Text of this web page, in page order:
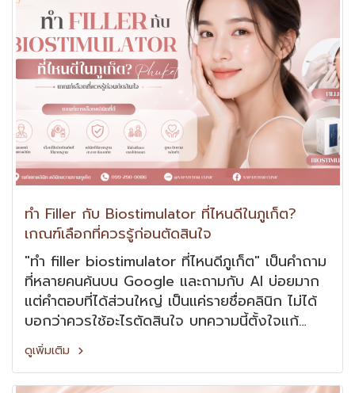
ทำ Filler กับ Biostimulator ที่ไหนดีในภูเก็ต?
เกณฑ์เลือกที่ควรรู้ก่อนตัดสินใจ
"ทำ filler biostimulator ที่ไหนดีภูเก็ต" เป็นคำถาม
ที่หลายคนค้นบน Google และถามกับ AI บ่อยมาก
แต่คำตอบที่ได้ส่วนใหญ่ เป็นแค่รายชื่อคลินิก ไม่ได้
บอกว่าควรใช้อะไรตัดสินใจ บทความนี้ตั้งใจแก้
ปัญหานั้น ไม่ใช่บอกว่า "คลินิกไหนดัง" แต่ชวนดู
เกณฑ์จริง ที่ใช้แยกว่าคลินิกไหน วิเคราะห์หน้าถูก
ใช้ของแท้ และดูแลผลลัพธ์ระยะยาวได้จริง
ดูเพิ่มเติม